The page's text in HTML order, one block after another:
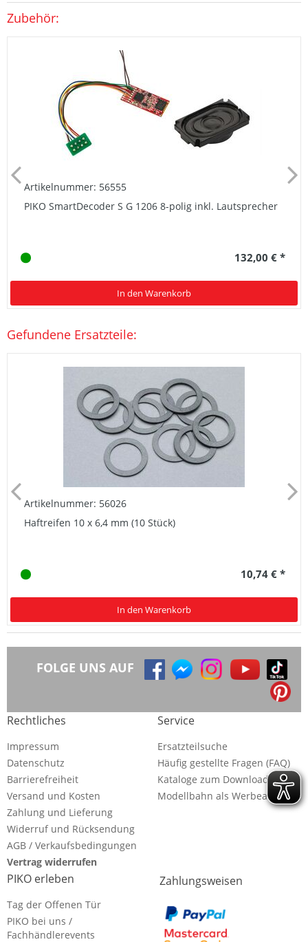
Zubehör:
Artikelnummer: 56555
PIKO SmartDecoder S G 1206 8-polig inkl. Lautsprecher
132,00 € *
In den Warenkorb
Gefundene Ersatzteile:
Artikelnummer: 56026
Haftreifen 10 x 6,4 mm (10 Stück)
10,74 € *
In den Warenkorb
FOLGE UNS AUF
Rechtliches
Impressum
Datenschutz
Barrierefreiheit
Versand und Kosten
Zahlung und Lieferung
Widerruf und Rücksendung
AGB / Verkaufsbedingungen
Vertrag widerrufen
Service
Ersatzteilsuche
Häufig gestellte Fragen (FAQ)
Kataloge zum Download
Modellbahn als Werbeartikel
PIKO erleben
Tag der Offenen Tür
PIKO bei uns /
Fachhändlerevents
Zahlungsweisen